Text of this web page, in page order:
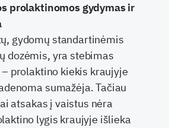
prolaktinomos gydymas ir
gydomų standartinėmis
dozėmis, yra stebimas
prolaktino kiekis kraujyje
sumažėja. Tačiau
atsakas į vaistus nėra
lygis kraujyje išlieka